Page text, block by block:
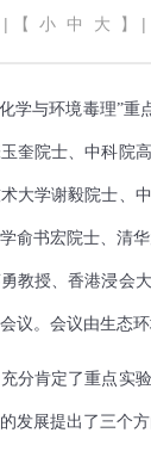
| 【 小 中 大 】 |
与环境毒理”重
奎院士、中科院
大学谢毅院士、
俞书宏院士、清
教授、香港浸会
议。会议由生态
分肯定了重点实
发展提出了三个